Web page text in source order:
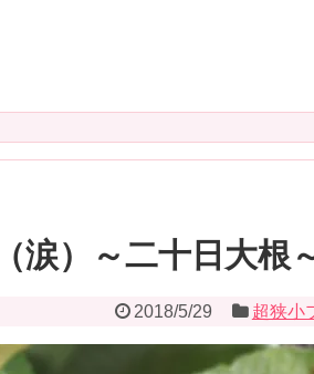
涙）～二十日大根
2018/5/29 超狭小